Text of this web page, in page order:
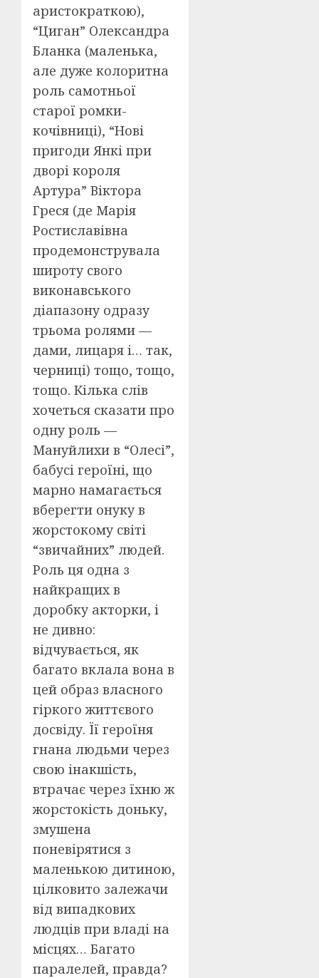
аристократкою),
“Циган” Олександра
Бланка (маленька,
але дуже колоритна
роль самотньої
старої ромки-
кочівниці), “Нові
пригоди Янкі при
дворі короля
Артура” Віктора
Греся (де Марія
Ростиславівна
продемонструвала
широту свого
виконавського
діапазону одразу
трьома ролями —
дами, лицаря і… так,
черниці) тощо, тощо,
тощо. Кілька слів
хочеться сказати про
одну роль —
Мануйлихи в “Олесі”,
бабусі героїні, що
марно намагається
вберегти онуку в
жорстокому світі
“звичайних” людей.
Роль ця одна з
найкращих в
доробку акторки, і
не дивно:
відчувається, як
багато вклала вона в
цей образ власного
гіркого життєвого
досвіду. Її героїня
гнана людьми через
свою інакшість,
втрачає через їхню ж
жорстокість доньку,
змушена
поневірятися з
маленькою дитиною,
цілковито залежачи
від випадкових
людців при владі на
місцях… Багато
паралелей, правда?